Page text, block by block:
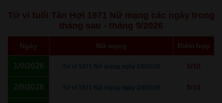
Tử vi tuổi Tân Hợi 1971 Nữ mạng các ngày trong
tháng sau - tháng 9/2026
Ngày Nữ mạng Điểm hợp
1/9/2026 Tử vi 1971 Nữ mạng ngày 1/9/2026 5/10
2/9/2026 Tử vi 1971 Nữ mạng ngày 2/9/2026 5/10